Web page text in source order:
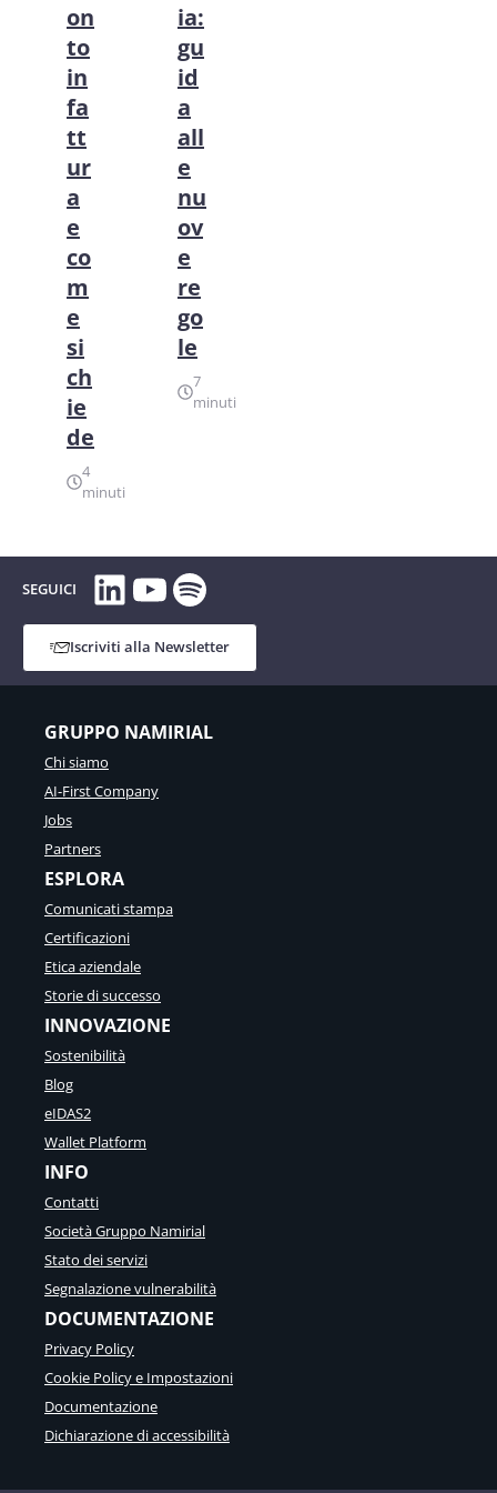
on
to
in
fa
tt
ur
a
e
co
m
e
si
ch
ie
de
4
minuti
ia:
gu
id
a
all
e
nu
ov
e
re
go
le
7
minuti
SEGUICI LinkedIn
YouTube
Spotify
Iscriviti alla Newsletter
GRUPPO NAMIRIAL
Chi siamo
AI-First Company
Jobs
Partners
ESPLORA
Comunicati stampa
Certificazioni
Etica aziendale
Storie di successo
INNOVAZIONE
Sostenibilità
Blog
eIDAS2
Wallet Platform
INFO
Contatti
Società Gruppo Namirial
Stato dei servizi
Segnalazione vulnerabilità
DOCUMENTAZIONE
Privacy Policy
Cookie Policy e Impostazioni
Documentazione
Dichiarazione di accessibilità